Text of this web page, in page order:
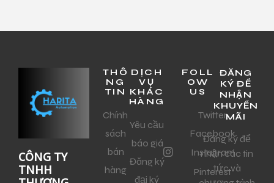
CÔNG TY
TNHH
THÔ
NG
TIN
Chính
sách
bán
hàng
DỊCH
VỤ
KHÁC
HÀNG
Yêu cầu
báo giá
Đăng ký
đại ký
FOLL
OW
US
Twitter
Facebook
Instagram
Pinterest
ĐĂNG
KÝ ĐỂ
NHẬN
KHUYẾN
MÃI
Đăng ký để
nhận các tin
tức và